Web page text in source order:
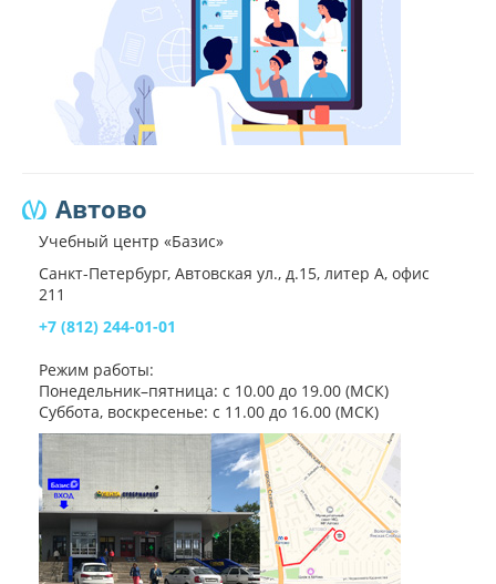
Автово
Учебный центр «Базис»
Санкт-Петербург, Автовская ул., д.15, литер А, офис
211
+7 (812) 244-01-01
Режим работы:
Понедельник–пятница: с 10.00 до 19.00 (МСК)
Суббота, воскресенье: с 11.00 до 16.00 (МСК)